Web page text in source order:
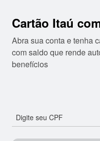
Cartão Itaú
Abra sua conta e tenha cartão para usar no dia a dia,
com saldo que rende
benefícios​
Digite seu CPF